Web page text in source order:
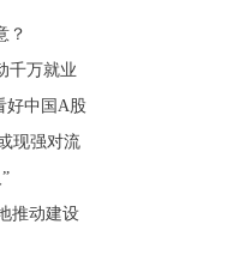
？
千万就业
好中国A股
现强对流
推动建设